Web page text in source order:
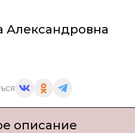
Александровна
описание